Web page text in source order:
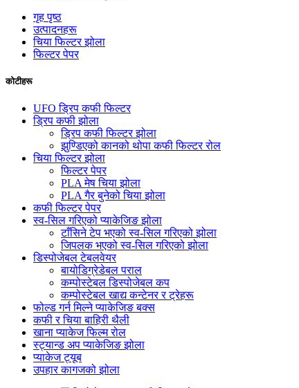
गृह पृष्ठ
उत्पादनहरू
चिया फिल्टर झोला
फिल्टर पेपर
कोटीहरू
UFO ड्रिप कफी फिल्टर
ड्रिप कफी झोला
ड्रिप कफी फिल्टर झोला
झुण्डिएको कानको थोपा कफी फिल्टर रोल
चिया फिल्टर झोला
फिल्टर पेपर
PLA मेष चिया झोला
PLA गैर बुनेको चिया झोला
कफी फिल्टर पेपर
स्व-सिल गरिएको प्याकेजिङ झोला
टाँसिने टेप भएको स्व-सिल गरिएको झोला
जिपलक भएको स्व-सिल गरिएको झोला
डिस्पोजेबल टेबलवेयर
बायोडिग्रेडेबल पराल
कम्पोस्टेबल डिस्पोजेबल कप
कम्पोस्टेबल खाद्य कन्टेनर र ट्रेहरू
फोल्ड गर्न मिल्ने प्याकेजिङ बक्स
कफी र चिया बाहिरी थैली
खाना प्याकेज फिल्म रोल
स्ट्यान्ड अप प्याकेजिङ झोला
प्याकेज ट्यूब
उपहार कागजको झोला